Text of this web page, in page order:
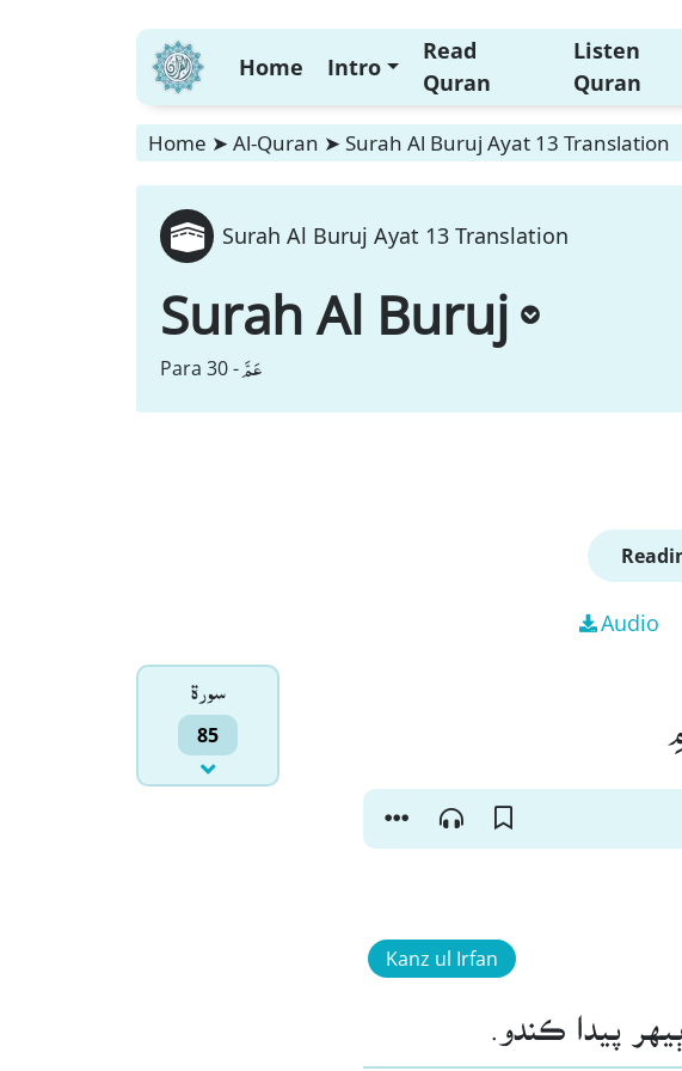
Home Intro
Read
Quran
Listen
Quran
Home ➤ Al-Quran ➤ Surah Al Buruj Ayat 13 Translation
Surah Al Buruj Ayat 13 Translation
Surah Al Buruj
Para 30 -عَمَّ
Audio
سورۃ
85
Kanz ul Irfan
پيدا ڪندو.